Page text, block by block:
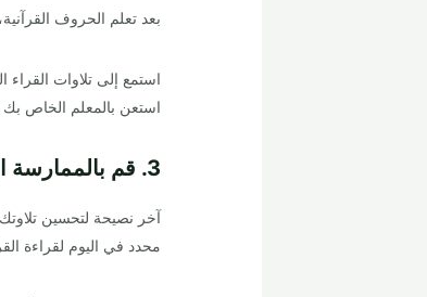
بعد تعلم الحروف
استمع إلى تلاوات
استعن بالمعلم الخاص
3. قم بالممارسة اليومية
آخر نصيحة لتحسين
محدد في اليوم لقراءة